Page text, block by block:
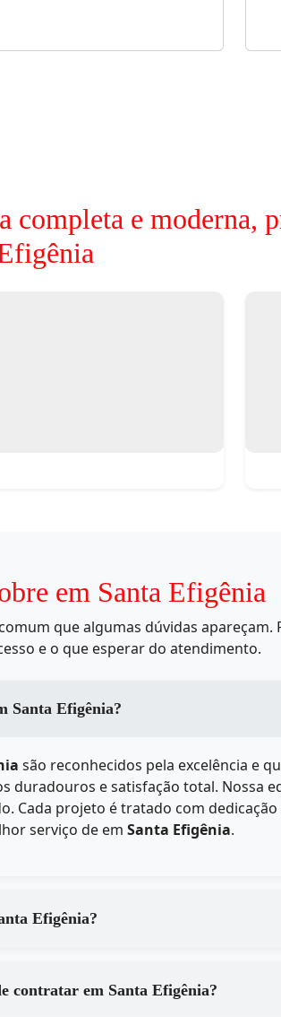
completa e moderna,
em Santa Efigênia
que algumas dúvidas
e o que esperar do atendimento.
qualidade dos serviços de em Santa Efigênia?
são reconhecidos pela excelência e
duradouros e satisfação total. Nossa
Cada projeto é tratado com
serviço de em Santa Efigênia.
o processo de em Santa Efigênia?
Quais são os principais benefícios de contratar em Santa Efigênia?